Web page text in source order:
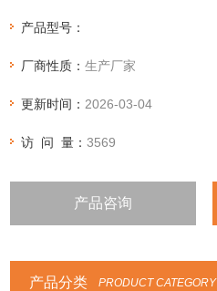
产品型号：
厂商性质：生产厂家
更新时间： 2026-03-04
访 问 量：3569
产品咨询
产品分类 PRODUCT CATEGORY